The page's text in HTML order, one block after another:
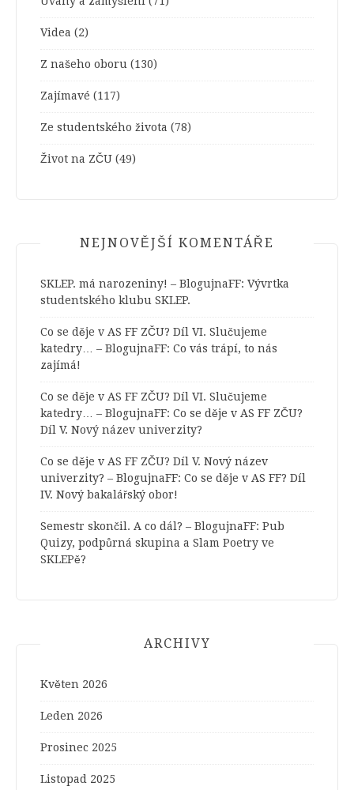
Videa (2)
Z našeho oboru (130)
Zajímavé (117)
Ze studentského života (78)
Život na ZČU (49)
NEJNOVĚJŠÍ KOMENTÁŘE
SKLEP. má narozeniny! – BlogujnaFF: Vývrtka
studentského klubu SKLEP.
Co se děje v AS FF ZČU? Díl VI. Slučujeme
katedry… – BlogujnaFF: Co vás trápí, to nás
zajímá!
Co se děje v AS FF ZČU? Díl VI. Slučujeme
katedry… – BlogujnaFF: Co se děje v AS FF ZČU?
Díl V. Nový název univerzity?
Co se děje v AS FF ZČU? Díl V. Nový název
univerzity? – BlogujnaFF: Co se děje v AS FF? Díl
IV. Nový bakalářský obor!
Semestr skončil. A co dál? – BlogujnaFF: Pub
Quizy, podpůrná skupina a Slam Poetry ve
SKLEPě?
ARCHIVY
Květen 2026
Leden 2026
Prosinec 2025
Listopad 2025